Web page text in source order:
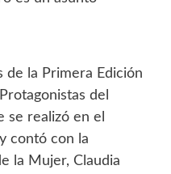
la Primera Edición
del
se realizó en el
contó con la
la Mujer, Claudia